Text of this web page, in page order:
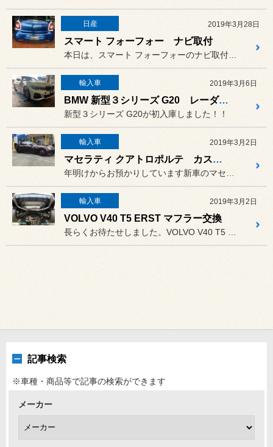
日産 2019年3月28日
スマート フォーフォー ナビ取付
輸入車 2019年3月6日
BMW 新型３シリーズ G20 レーダー＆ドライブレコーダー
新型３シリーズ G20が初入庫しました！！
輸入車 2019年3月2日
マセラティ クアトロポルテ カスタム
輸入車 2019年3月2日
VOLVO V40 T5 ERST マフラー交換
記事検索
※車種・商品等で記事の検索ができます
メーカー